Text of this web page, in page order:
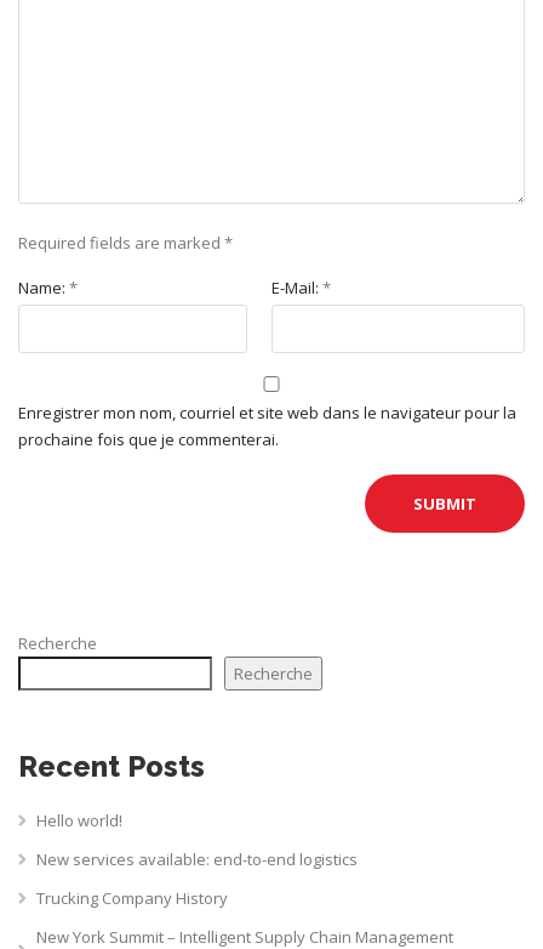
Required fields are marked *
Name: * E-Mail: *
Enregistrer mon nom, courriel et site web dans le navigateur pour la
prochaine fois que je commenterai.
Recherche
Recherche
Recent Posts
Hello world!
New services available: end-to-end logistics
Trucking Company History
New York Summit – Intelligent Supply Chain Management